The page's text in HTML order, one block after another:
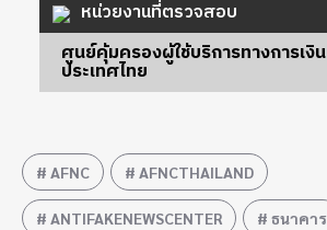
หน่วยงานที่ตรวจสอบ
ศูนย์คุ้มครองผู้ใช้บริการทางการเงิ
ประเทศไทย
AFNC AFNCTHAILAND
ANTIFAKENEWSCENTER ธนาคาร